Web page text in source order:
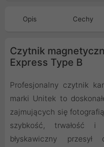
Opis Cechy
Czytnik
Express Type B
Profesjonalny czytnik
marki Unitek to
zajmujących się
szybkość, trwałość i
błyskawiczny